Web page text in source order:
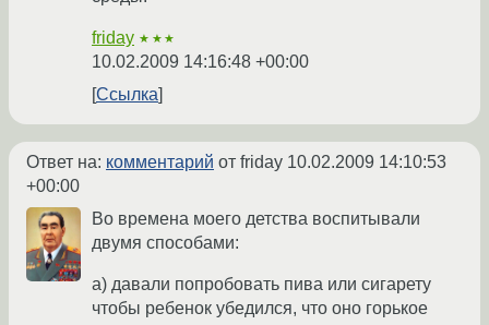
friday ★★★
10.02.2009 14:16:48 +00:00
Ссылка
Ответ на: комментарий от friday 10.02.2009 14:10:53
+00:00
Во времена моего детства воспитывали
двумя способами:
а) давали попробовать пива или сигарету
чтобы ребенок убедился, что оно горькое